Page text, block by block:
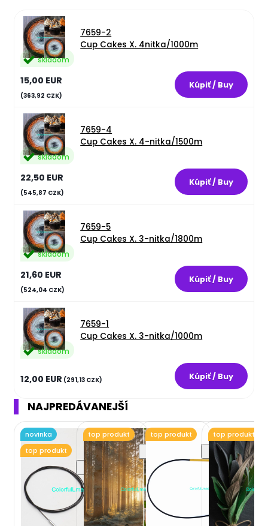
7659-2
Cup Cakes X. 4nitka/1000m
skladom
15,00 EUR
(363,92 CZK)
7659-4
Cup Cakes X. 4-nitka/1500m
skladom
22,50 EUR
(545,87 CZK)
7659-5
Cup Cakes X. 3-nitka/1800m
skladom
21,60 EUR
(524,04 CZK)
7659-1
Cup Cakes X. 3-nitka/1000m
skladom
12,00 EUR (291,13 CZK)
NAJPREDÁVANEJŠÍ
novinka
top produkt
top produkt top produkt top produkt